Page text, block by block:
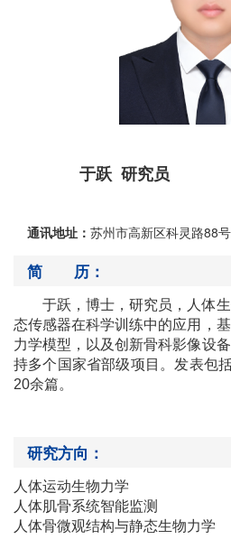
于跃 研究员
通讯地址： 苏州市高新区科灵路88号
简 历：
于跃，博士，研究员，人体
态传感器在科学训练中的应用，
力学模型，以及创新骨科影像设
持多个国家省部级项目。发表包
20余篇。
研究方向：
人体运动生物力学
人体肌骨系统智能监测
人体骨微观结构与静态生物力学